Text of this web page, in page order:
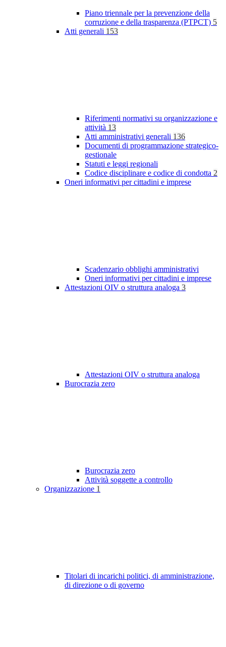
Piano triennale per la prevenzione della
corruzione e della trasparenza (PTPCT) 5
Atti generali 153
Riferimenti normativi su organizzazione e
attività 13
Atti amministrativi generali 136
Documenti di programmazione strategico-
gestionale
Statuti e leggi regionali
Codice disciplinare e codice di condotta 2
Oneri informativi per cittadini e imprese
Scadenzario obblighi amministrativi
Oneri informativi per cittadini e imprese
Attestazioni OIV o struttura analoga 3
Attestazioni OIV o struttura analoga
Burocrazia zero
Burocrazia zero
Attività soggette a controllo
Organizzazione 1
Titolari di incarichi politici, di amministrazione,
di direzione o di governo